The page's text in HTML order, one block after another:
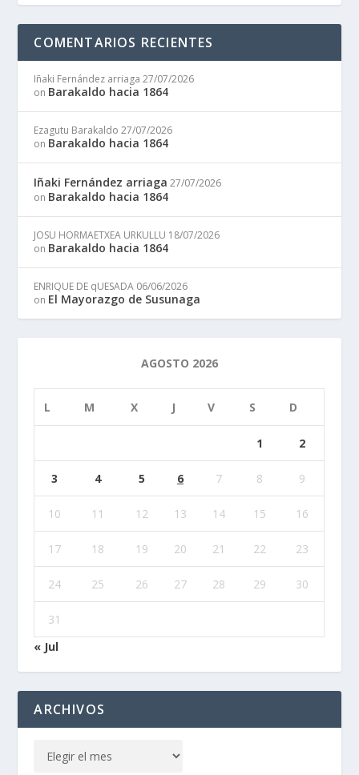
COMENTARIOS RECIENTES
Iñaki Fernández arriaga 27/07/2026
on Barakaldo hacia 1864
Ezagutu Barakaldo 27/07/2026
on Barakaldo hacia 1864
Iñaki Fernández arriaga 27/07/2026
on Barakaldo hacia 1864
JOSU HORMAETXEA URKULLU 18/07/2026
on Barakaldo hacia 1864
ENRIQUE DE qUESADA 06/06/2026
on El Mayorazgo de Susunaga
AGOSTO 2026
L M X J V S D
1 2
3 4 5 6 7 8 9
10 11 12 13 14 15 16
17 18 19 20 21 22 23
24 25 26 27 28 29 30
31
« Jul
ARCHIVOS